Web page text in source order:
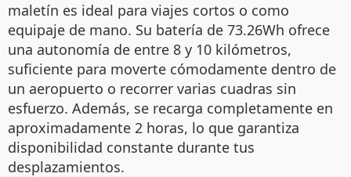
maletín es ideal para viajes cortos o como
equipaje de mano. Su batería de 73.26Wh ofrece
una autonomía de entre 8 y 10 kilómetros,
suficiente para moverte cómodamente dentro de
un aeropuerto o recorrer varias cuadras sin
esfuerzo. Además, se recarga completamente en
aproximadamente 2 horas, lo que garantiza
disponibilidad constante durante tus
desplazamientos.